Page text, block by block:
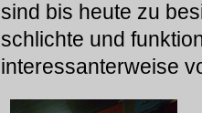
sind bis heute zu
schlichte und
interessanterweise